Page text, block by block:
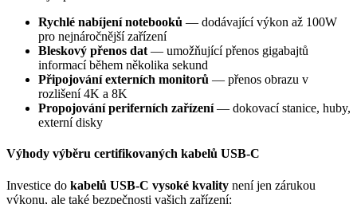
Rychlé nabíjení notebooků — dodávající výkon až 100W
pro nejnáročnější zařízení
Bleskový přenos dat — umožňující přenos gigabajtů
informací během několika sekund
Připojování externích monitorů — přenos obrazu v
rozlišení 4K a 8K
Propojování periferních zařízení— dokovací stanice, huby,
externí disky
Výhody výběru certifikovaných kabelů USB-C
Investice do kabelů USB-C vysoké kvality není jen zárukou
výkonu, ale také bezpečnosti vašich zařízení: